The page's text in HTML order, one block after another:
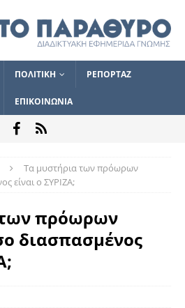
ΠΟΛΙΤΙΚΗ ΡΕΠΟΡΤΑΖ
ΕΠΙΚΟΙΝΩΝΙΑ
Τα μυστήρια των πρόωρων
είναι ο ΣΥΡΙΖΑ;
πρόωρων
διασπασμένος